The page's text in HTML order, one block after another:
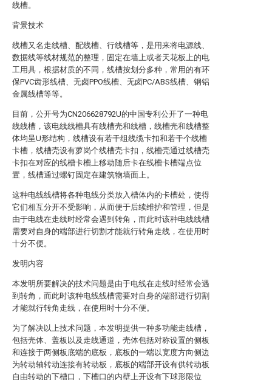
线槽。
背景技术
线槽又名走线槽、配线槽、行线槽等，是用来将电源线、
数据线等线材规范的整理，固定在墙上或者天花板上的电
工用具，根据材质的不同，线槽按划分多种，常用的有环
保PVC齿形线槽、无卤PPO线槽、无卤PC/ABS线槽、钢铝
金属线槽等等。
目前，公开号为CN206628792U的中国专利公开了一种电
线线槽，该电线线槽具有线槽壳和线槽，线槽壳和线槽整
体均呈U形结构，线槽设有若干组线缆卡扣和若干个线槽
卡槽，线槽壳设有萝岗个线槽壳卡扣，线槽壳通过线槽壳
卡扣在对应的线槽卡槽上移动随后卡在线槽卡槽端点位
置，线槽通过螺钉固定在建筑物墙面上。
这种电线线槽将各种电线分类放入槽体内的卡槽处，使得
它们相互分开不受影响，从而便于后续维护和管理，但是
由于电线在走线时经常会遇到转角，而此时该种电线线槽
需要对自身的端部进行切割才能就行转角走线，在使用时
十分不便。
发明内容
本发明所要解决的技术问题是由于电线在走线时经常会遇
到转角，而此时该种电线线槽需要对自身的端部进行切割
才能就行转角走线，在使用时十分不便。
为了解决以上技术问题，本发明提供一种多功能走线槽，
包括壳体、盖板以及走线通道，壳体包括对称设置的侧板
和连接于两侧板底端的底板，底板的一端以宽度方向侧边
为转动轴转动连接有转动板，底板的端部开设有供转动板
自由转动的下槽口，下槽口的内壁上开设有下球形限位